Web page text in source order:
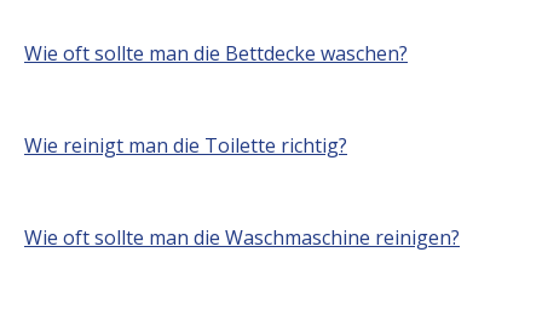
Wie oft sollte man die Bettdecke waschen?
Wie reinigt man die Toilette richtig?
Wie oft sollte man die Waschmaschine reinigen?